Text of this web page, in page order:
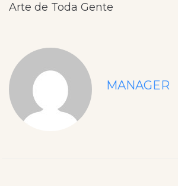
Arte de Toda Gente
MANAGER